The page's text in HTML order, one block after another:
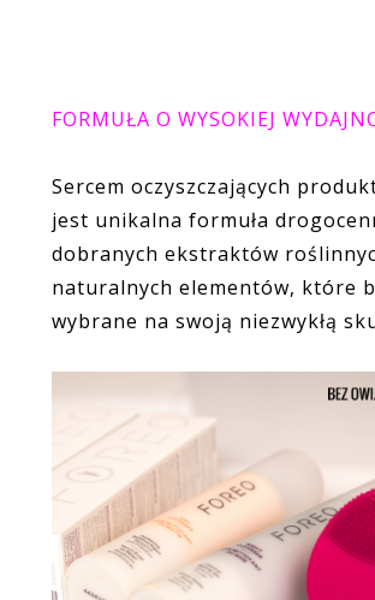
FORMUŁA O WYSOKIEJ
Sercem oczyszczających
jest unikalna formuła
dobranych ekstraktów
naturalnych elementów, które
wybrane na swoją niezwykłą